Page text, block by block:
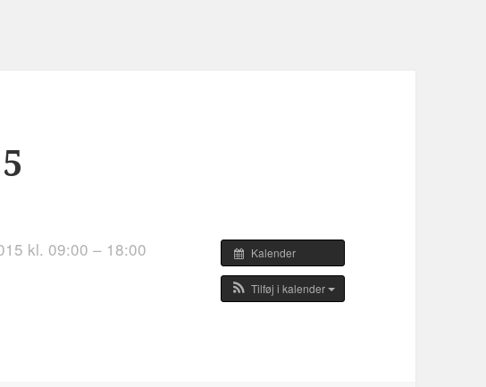
Kalender
Tilføj i kalender
kl. 09:00 – 18:00